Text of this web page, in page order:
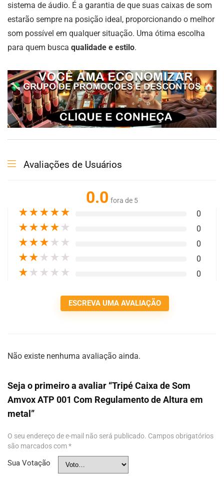
sistema de áudio. É a garantia de que suas caixas de som
estarão sempre na posição ideal, proporcionando o melhor
som possível em qualquer situação. Uma ótima escolha
para quem busca qualidade e estilo.
Avaliações de Usuários
0.0 fora de 5
★★★★★ 0
★★★★ ★ 0
★★★ ★ ★ 0
★★ ★ ★ ★ 0
★ ★ ★ ★ ★ 0
ESCREVA UMA AVALIAÇÃO
Não existe nenhuma avaliação ainda.
Seja o primeiro a avaliar “Tripé Caixa de Som
Amvox ATP 001 Com Regulamento de Altura em
metal”
O seu endereço de e-mail não será publicado. Campos obrigatórios
são marcados com*
Sua Votação